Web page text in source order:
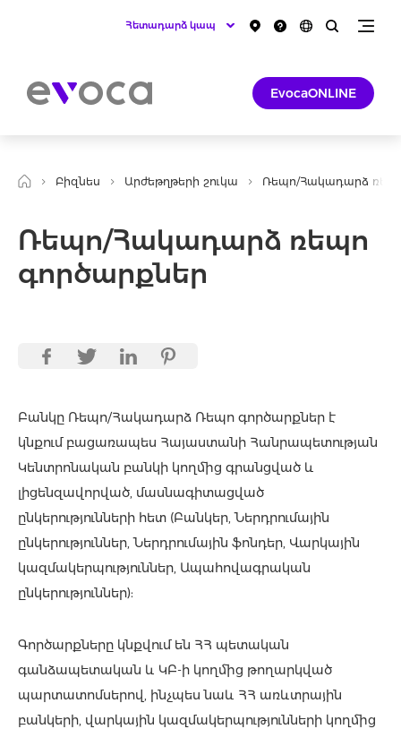
Հետադարձ կապ
EvocaONLINE
Բիզնես Արժեթղթերի շուկա Ռեպո/Հակադարձ
Ռեպո/Հակադարձ ռեպո
գործարքներ
Բանկը Ռեպո/Հակադարձ Ռեպո գործարքներ է
կնքում բացառապես Հայաստանի Հանրապետության
Կենտրոնական բանկի կողմից գրանցված և
լիցենզավորված, մասնագիտացված
ընկերությունների հետ (Բանկեր, Ներդրումային
ընկերություններ, Ներդրումային ֆոնդեր, Վարկային
կազմակերպություններ, Ապահովագրական
ընկերություններ):
Գործարքները կնքվում են ՀՀ պետական
գանձապետական և ԿԲ-ի կողմից թողարկված
պարտատոմսերով, ինչպես նաև ՀՀ առևտրային
բանկերի, վարկային կազմակերպությունների կողմից